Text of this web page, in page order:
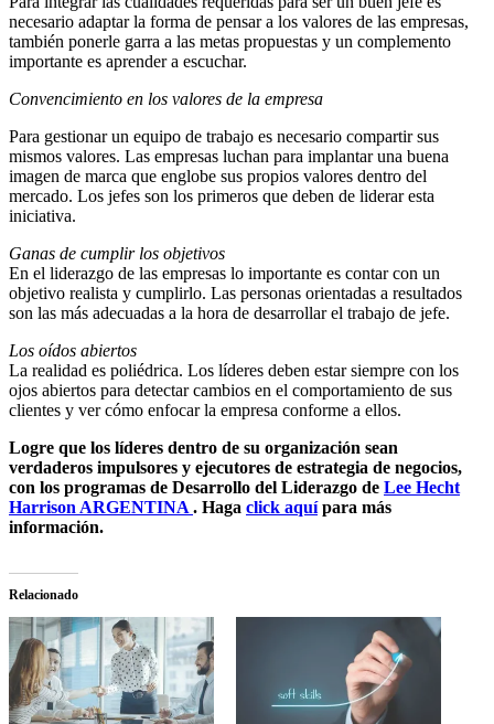
necesario adaptar la forma de pensar a los valores de las empresas,
también ponerle garra a las metas propuestas y un complemento
importante es aprender a escuchar.
Convencimiento en los valores de la empresa
Para gestionar un equipo de trabajo es necesario compartir sus
mismos valores. Las empresas luchan para implantar una buena
imagen de marca que englobe sus propios valores dentro del
mercado. Los jefes son los primeros que deben de liderar esta
iniciativa.
Ganas de cumplir los objetivos
En el liderazgo de las empresas lo importante es contar con un
objetivo realista y cumplirlo. Las personas orientadas a resultados
son las más adecuadas a la hora de desarrollar el trabajo de jefe.
Los oídos abiertos
La realidad es poliédrica. Los líderes deben estar siempre con los
ojos abiertos para detectar cambios en el comportamiento de sus
clientes y ver cómo enfocar la empresa conforme a ellos.
Logre que los líderes dentro de su organización sean
verdaderos impulsores y ejecutores de estrategia de negocios,
con los programas de Desarrollo del Liderazgo de Lee Hecht
Harrison ARGENTINA . Haga click aquípara más
información.
Relacionado